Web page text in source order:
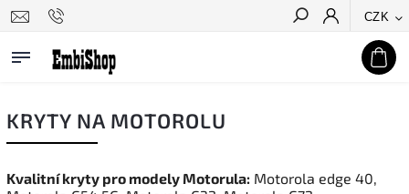
CZK
Hledat
KRYTY NA MOTOROLU
Kvalitní kryty pro modely Motorula: Motorola edge 40,